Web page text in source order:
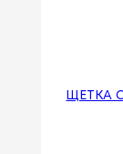
ЩЕТКА